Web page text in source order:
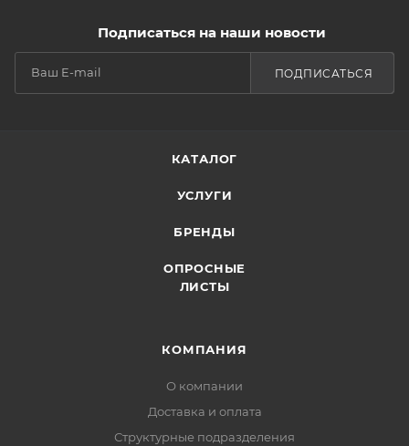
Подписаться на наши новости
ПОДПИСАТЬСЯ
КАТАЛОГ
УСЛУГИ
БРЕНДЫ
ОПРОСНЫЕ
ЛИСТЫ
КОМПАНИЯ
О компании
Доставка и оплата
Структурные подразделения